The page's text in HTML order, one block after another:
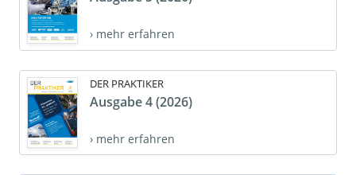
› mehr erfahren
DER PRAKTIKER
Ausgabe 4 (2026)
› mehr erfahren